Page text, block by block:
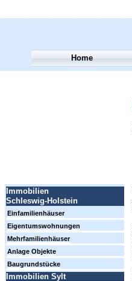
Home
Immobilien
Schleswig-Holstein
Einfamilienhäuser
Eigentumswohnungen
Mehrfamilienhäuser
Anlage Objekte
Baugrundstücke
Immobilien Sylt